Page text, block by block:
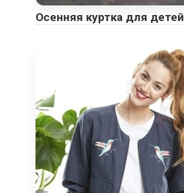
Осенняя куртка для детей